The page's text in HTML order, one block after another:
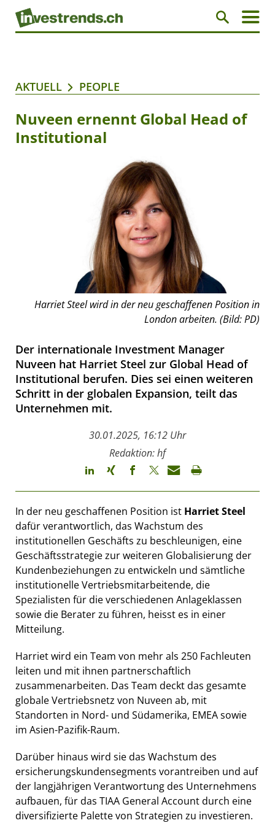
AKTUELL PEOPLE
Nuveen ernennt Global Head of
Institutional
Harriet Steel wird in der neu geschaffenen Position in
London arbeiten. (Bild: PD)
Der internationale Investment Manager
Nuveen hat Harriet Steel zur Global Head of
Institutional berufen. Dies sei einen weiteren
Schritt in der globalen Expansion, teilt das
Unternehmen mit.
30.01.2025, 16:12 Uhr
Redaktion: hf
In der neu geschaffenen Position ist Harriet Steel
dafür verantwortlich, das Wachstum des
institutionellen Geschäfts zu beschleunigen, eine
Geschäftsstrategie zur weiteren Globalisierung der
Kundenbeziehungen zu entwickeln und sämtliche
institutionelle Vertriebsmitarbeitende, die
Spezialisten für die verschiedenen Anlageklassen
sowie die Berater zu führen, heisst es in einer
Mitteilung.
Harriet wird ein Team von mehr als 250 Fachleuten
leiten und mit ihnen partnerschaftlich
zusammenarbeiten. Das Team deckt das gesamte
globale Vertriebsnetz von Nuveen ab, mit
Standorten in Nord- und Südamerika, EMEA sowie
im Asien-Pazifik-Raum.
Darüber hinaus wird sie das Wachstum des
ersicherungskundensegments vorantreiben und auf
der langjährigen Verantwortung des Unternehmens
aufbauen, für das TIAA General Account durch eine
diversifizierte Palette von Strategien zu investieren.